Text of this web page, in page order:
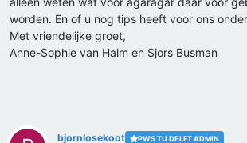
worden. En of u nog tips heeft voor ons
Met vriendelijke groet,
Anne-Sophie van Halm en Sjors Busman
bjornlosekoot PWS TU DELFT ADMIN